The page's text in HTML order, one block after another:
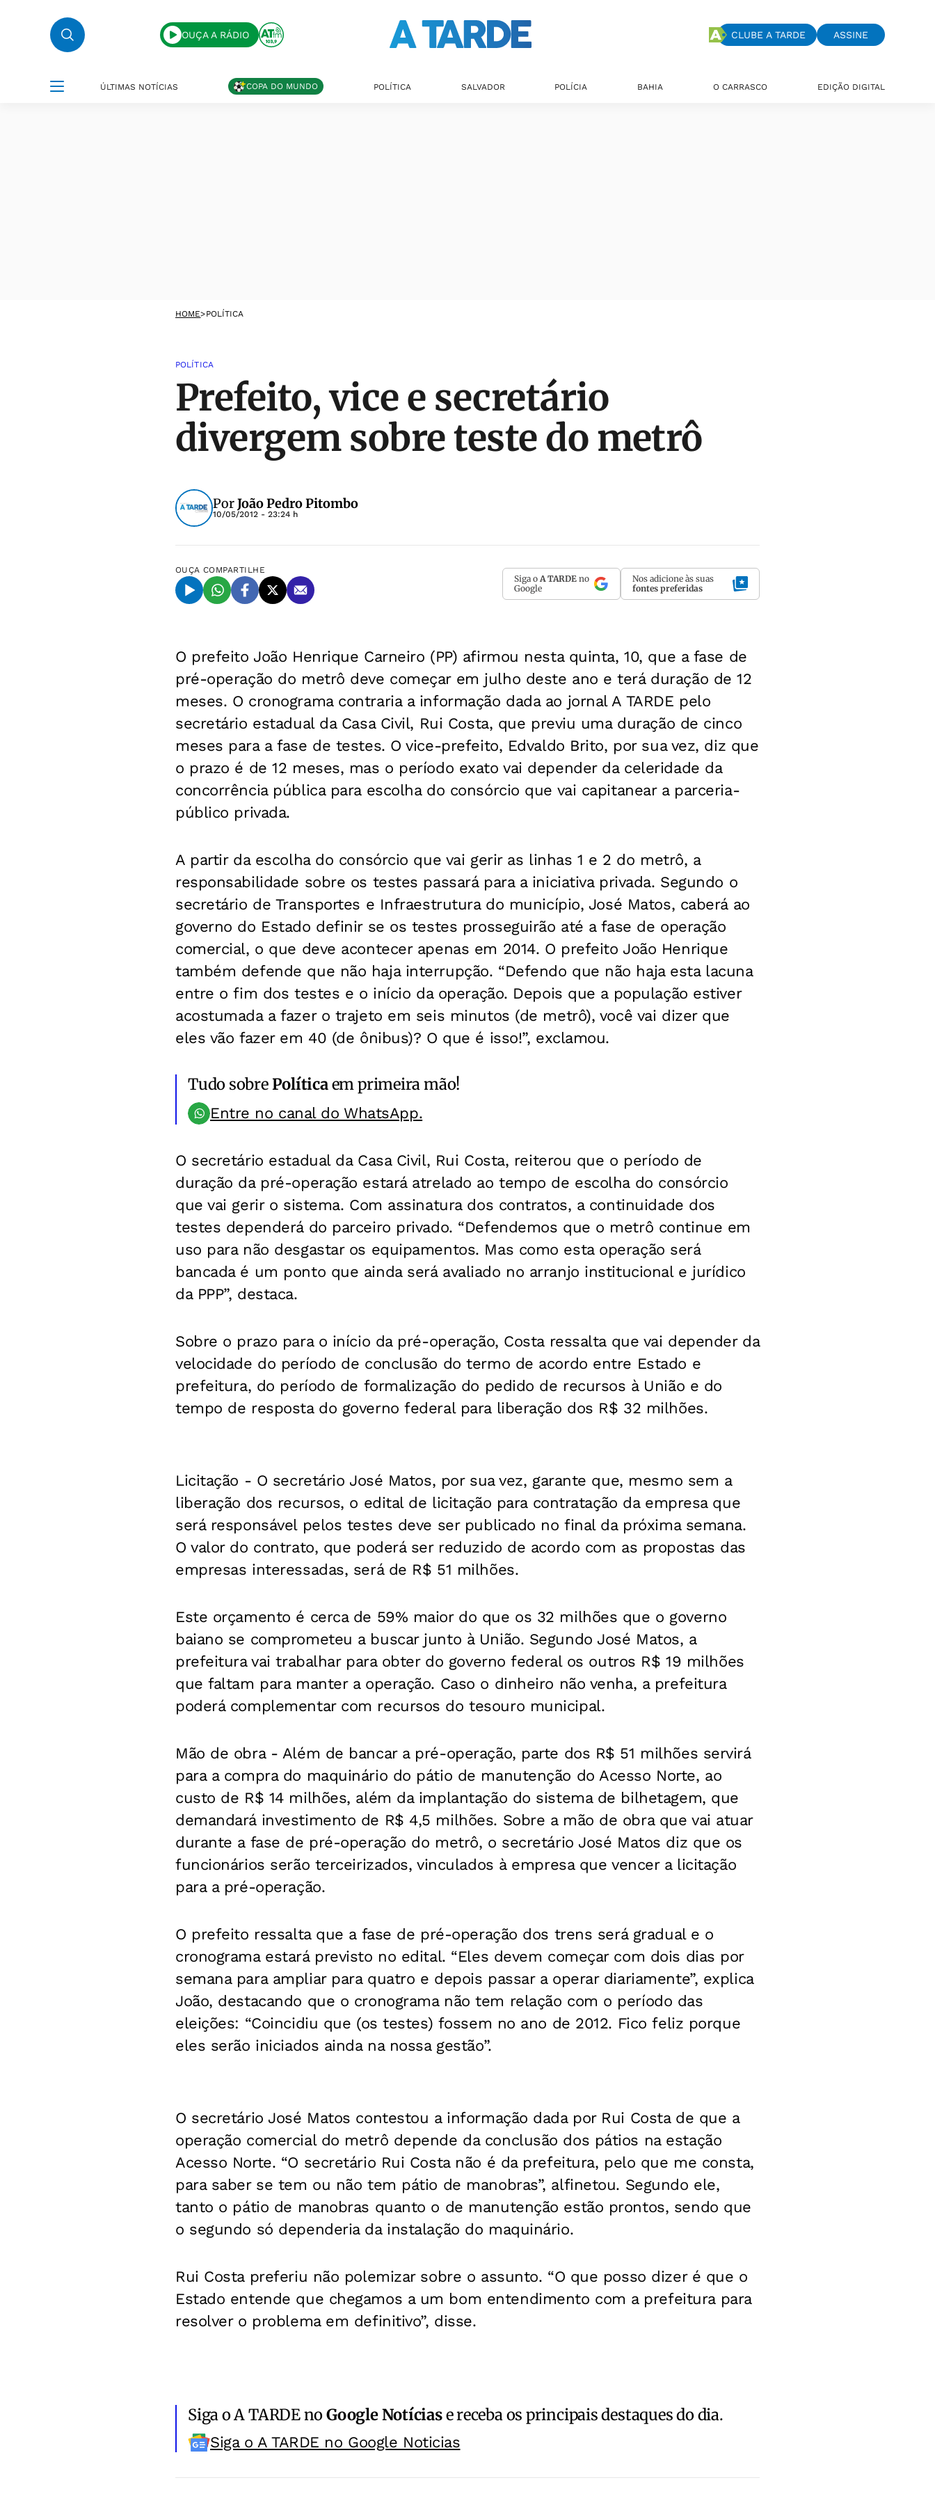
OUÇA A RÁDIO CLUBE A TARDE ASSINE
ÚLTIMAS NOTÍCIAS COPA DO MUNDO POLÍTICA SALVADOR POLÍCIA BAHIA O CARRASCO EDIÇÃO DIGITAL
HOME>POLÍTICA
POLÍTICA
Prefeito, vice e secretário
divergem sobre teste do metrô
PorJoão Pedro Pitombo
10/05/2012 - 23:24 h
OUÇA COMPARTILHE
Siga o A TARDE no
Google
Nos adicione às suas
fontes preferidas
O prefeito João Henrique Carneiro (PP) afirmou nesta quinta, 10, que a fase de
pré-operação do metrô deve começar em julho deste ano e terá duração de 12
meses. O cronograma contraria a informação dada ao jornal A TARDE pelo
secretário estadual da Casa Civil, Rui Costa, que previu uma duração de cinco
meses para a fase de testes. O vice-prefeito, Edvaldo Brito, por sua vez, diz que
o prazo é de 12 meses, mas o período exato vai depender da celeridade da
concorrência pública para escolha do consórcio que vai capitanear a parceria-
público privada.
A partir da escolha do consórcio que vai gerir as linhas 1 e 2 do metrô, a
responsabilidade sobre os testes passará para a iniciativa privada. Segundo o
secretário de Transportes e Infraestrutura do município, José Matos, caberá ao
governo do Estado definir se os testes prosseguirão até a fase de operação
comercial, o que deve acontecer apenas em 2014. O prefeito João Henrique
também defende que não haja interrupção. “Defendo que não haja esta lacuna
entre o fim dos testes e o início da operação. Depois que a população estiver
acostumada a fazer o trajeto em seis minutos (de metrô), você vai dizer que
eles vão fazer em 40 (de ônibus)? O que é isso!”, exclamou.
Tudo sobrePolíticaem primeira mão!
Entre no canal do WhatsApp.
O secretário estadual da Casa Civil, Rui Costa, reiterou que o período de
duração da pré-operação estará atrelado ao tempo de escolha do consórcio
que vai gerir o sistema. Com assinatura dos contratos, a continuidade dos
testes dependerá do parceiro privado. “Defendemos que o metrô continue em
uso para não desgastar os equipamentos. Mas como esta operação será
bancada é um ponto que ainda será avaliado no arranjo institucional e jurídico
da PPP”, destaca.
Sobre o prazo para o início da pré-operação, Costa ressalta que vai depender da
velocidade do período de conclusão do termo de acordo entre Estado e
prefeitura, do período de formalização do pedido de recursos à União e do
tempo de resposta do governo federal para liberação dos R$ 32 milhões.
Licitação - O secretário José Matos, por sua vez, garante que, mesmo sem a
liberação dos recursos, o edital de licitação para contratação da empresa que
será responsável pelos testes deve ser publicado no final da próxima semana.
O valor do contrato, que poderá ser reduzido de acordo com as propostas das
empresas interessadas, será de R$ 51 milhões.
Este orçamento é cerca de 59% maior do que os 32 milhões que o governo
baiano se comprometeu a buscar junto à União. Segundo José Matos, a
prefeitura vai trabalhar para obter do governo federal os outros R$ 19 milhões
que faltam para manter a operação. Caso o dinheiro não venha, a prefeitura
poderá complementar com recursos do tesouro municipal.
Mão de obra - Além de bancar a pré-operação, parte dos R$ 51 milhões servirá
para a compra do maquinário do pátio de manutenção do Acesso Norte, ao
custo de R$ 14 milhões, além da implantação do sistema de bilhetagem, que
demandará investimento de R$ 4,5 milhões. Sobre a mão de obra que vai atuar
durante a fase de pré-operação do metrô, o secretário José Matos diz que os
funcionários serão terceirizados, vinculados à empresa que vencer a licitação
para a pré-operação.
O prefeito ressalta que a fase de pré-operação dos trens será gradual e o
cronograma estará previsto no edital. “Eles devem começar com dois dias por
semana para ampliar para quatro e depois passar a operar diariamente”, explica
João, destacando que o cronograma não tem relação com o período das
eleições: “Coincidiu que (os testes) fossem no ano de 2012. Fico feliz porque
eles serão iniciados ainda na nossa gestão”.
O secretário José Matos contestou a informação dada por Rui Costa de que a
operação comercial do metrô depende da conclusão dos pátios na estação
Acesso Norte. “O secretário Rui Costa não é da prefeitura, pelo que me consta,
para saber se tem ou não tem pátio de manobras”, alfinetou. Segundo ele,
tanto o pátio de manobras quanto o de manutenção estão prontos, sendo que
o segundo só dependeria da instalação do maquinário.
Rui Costa preferiu não polemizar sobre o assunto. “O que posso dizer é que o
Estado entende que chegamos a um bom entendimento com a prefeitura para
resolver o problema em definitivo”, disse.
Siga o A TARDE noGoogle Notíciase receba os principais destaques do dia.
Siga o A TARDE no Google Noticias